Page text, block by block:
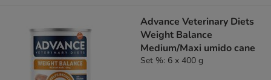
Advance Veterinary Diets
Weight Balance
Medium/Maxi umido cane
Set %: 6 x 400 g